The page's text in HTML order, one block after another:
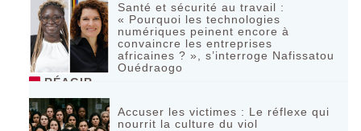
Santé et sécurité au travail :
« Pourquoi les technologies
numériques peinent encore à
convaincre les entreprises
africaines ? », s’interroge Nafissatou
Ouédraogo
RÉAGIR
Accuser les victimes : Le réflexe qui
nourrit la culture du viol